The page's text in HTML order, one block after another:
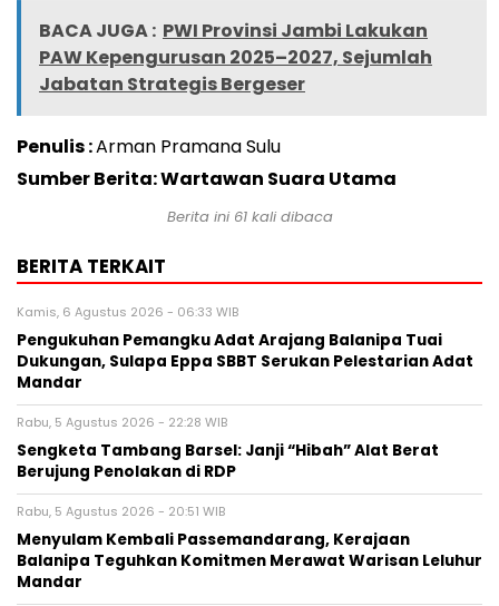
BACA JUGA : PWI Provinsi Jambi Lakukan
PAW Kepengurusan 2025–2027, Sejumlah
Jabatan Strategis Bergeser
Penulis :Arman Pramana Sulu
Sumber Berita: Wartawan Suara Utama
Berita ini 61kali dibaca
BERITA TERKAIT
Kamis, 6 Agustus 2026 - 06:33 WIB
Pengukuhan Pemangku Adat Arajang Balanipa Tuai
Dukungan, Sulapa Eppa SBBT Serukan Pelestarian Adat
Mandar
Rabu, 5 Agustus 2026 - 22:28 WIB
Sengketa Tambang Barsel: Janji “Hibah” Alat Berat
Berujung Penolakan di RDP
Rabu, 5 Agustus 2026 - 20:51 WIB
Menyulam Kembali Passemandarang, Kerajaan
Balanipa Teguhkan Komitmen Merawat Warisan Leluhur
Mandar